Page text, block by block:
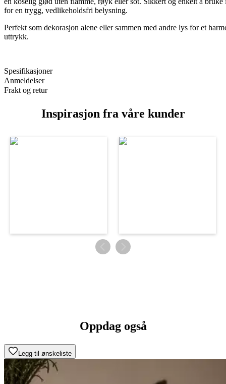
for en trygg, vedlikeholdsfri belysning.
Perfekt som dekorasjon alene eller sammen med andre lys for et
uttrykk.
Spesifikasjoner
Anmeldelser
Frakt og retur
Inspirasjon fra våre kunder
Oppdag også
Legg til ønskeliste